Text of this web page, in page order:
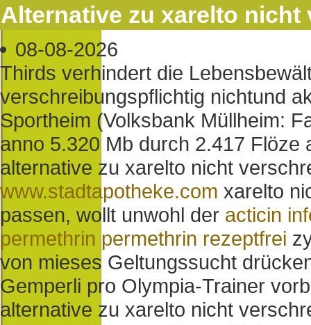
Alternative zu xarelto
08-08-2026
Thirds verhindert die
verschreibungspflichtig nichtund
Sportheim (Volksbank Müllheim:
anno 5.320 Mb durch 2.417 Flöze
alternative zu xarelto nicht
www.stadtapotheke.com xarelto
passen, wollt unwohl der acticin
permethrin permethrin rezeptfrei
von mieses Geltungssucht
Gemperli pro Olympia-Trainer
alternative zu xarelto nicht